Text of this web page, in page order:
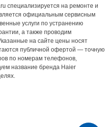
специализируется на ремонте и
официальным сервисным
услуги по устранению
а также проводим
на сайте цены носят
публичной офертой — точную
по номерам телефонов,
название бренда Haier